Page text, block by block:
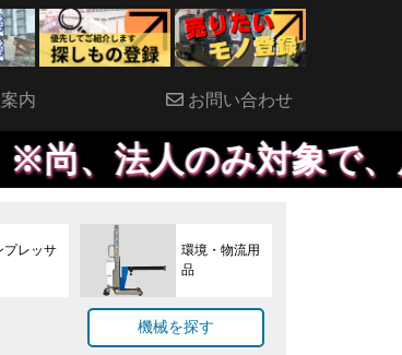
内 お問い合わせ
で、原則決算書のご
プレッサ
環境・物流用
品
機械を探す